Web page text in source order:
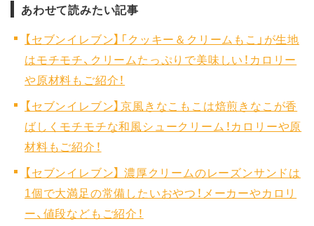
あわせて読みたい記事
【セブンイレブン】「クッキー＆クリームもこ」が生地
はモチモチ、クリームたっぷりで美味しい！カロリー
や原材料もご紹介！
【セブンイレブン】京風きなこもこは焙煎きなこが香
ばしくモチモチな和風シュークリーム！カロリーや原
材料もご紹介！
【セブンイレブン】 濃厚クリームのレーズンサンドは
1個で大満足の常備したいおやつ！メーカーやカロリ
ー、値段などもご紹介！